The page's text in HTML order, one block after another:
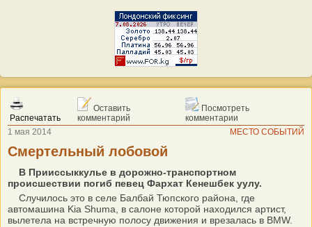
Распечатать
Оставить
комментарий
Посмотреть
комментарии
1 мая 2014
МЕСТО СОБЫТИЙ
Смертельный лобовой
В Прииссыккулье в дорожно-транспортном
происшествии погиб певец Фархат Кенешбек уулу.
Случилось это в селе Балбай Тюпского района, где
автомашина Kia Shuma, в салоне которой находился артист,
вылетела на встречную полосу движения и врезалась в BMW.